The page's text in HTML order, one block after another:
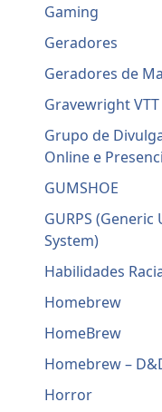
Gaming
Geradores
Geradores de
Gravewright
Grupo de
Online e
GUMSHOE
GURPS
System)
Habilidades
Homebrew
HomeBrew
Homebrew –
Horror